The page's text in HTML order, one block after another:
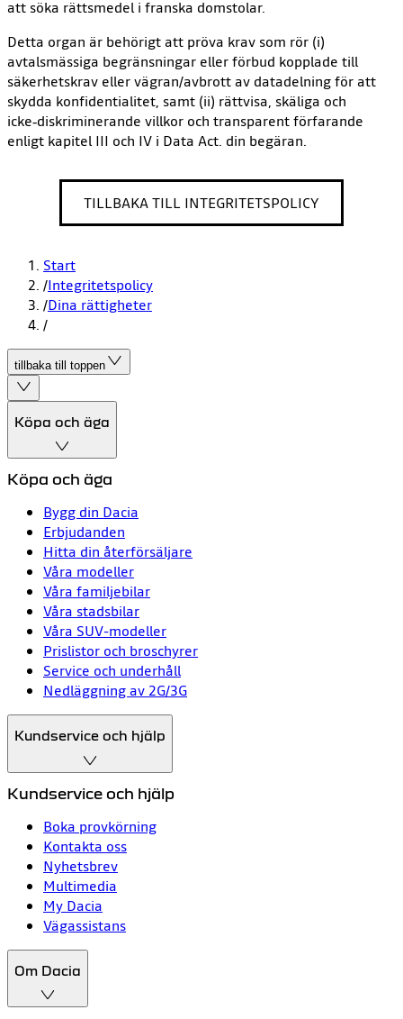
att söka rättsmedel i franska domstolar.
Detta organ är behörigt att pröva krav som rör (i)
avtalsmässiga begränsningar eller förbud kopplade till
säkerhetskrav eller vägran/avbrott av datadelning för att
skydda konfidentialitet, samt (ii) rättvisa, skäliga och
icke‑diskriminerande villkor och transparent förfarande
enligt kapitel III och IV i Data Act. din begäran.
TILLBAKA TILL INTEGRITETSPOLICY
Start
/Integritetspolicy
/Dina rättigheter
/
tillbaka till toppen
Köpa och äga
Köpa och äga
Bygg din Dacia
Erbjudanden
Hitta din återförsäljare
Våra modeller
Våra familjebilar
Våra stadsbilar
Våra SUV-modeller
Prislistor och broschyrer
Service och underhåll
Nedläggning av 2G/3G
Kundservice och hjälp
Kundservice och hjälp
Boka provkörning
Kontakta oss
Nyhetsbrev
Multimedia
My Dacia
Vägassistans
Om Dacia